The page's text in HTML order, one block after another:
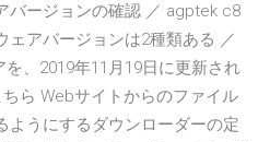
バージョンの確認 ／ agptek c8
ェアバージョンは2種類ある ／
、2019年11月19日に更新され
ら Webサイトからのファイル
ようにするダウンローダーの定